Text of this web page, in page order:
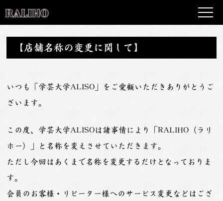
【店舗名称の変更に関して】
いつも「学芸大学ALISO」をご愛顧いただきありがとうご
ざいます。
この度、学芸大学ALISOは諸事情により「RALIHO（ラリ
ホー）」と名称を変えさせていただきます。
ただし今回はあくまで名称を変更するだけとなっておりま
す。
会員のお客様・リピーター様へのサービス変更などはござ